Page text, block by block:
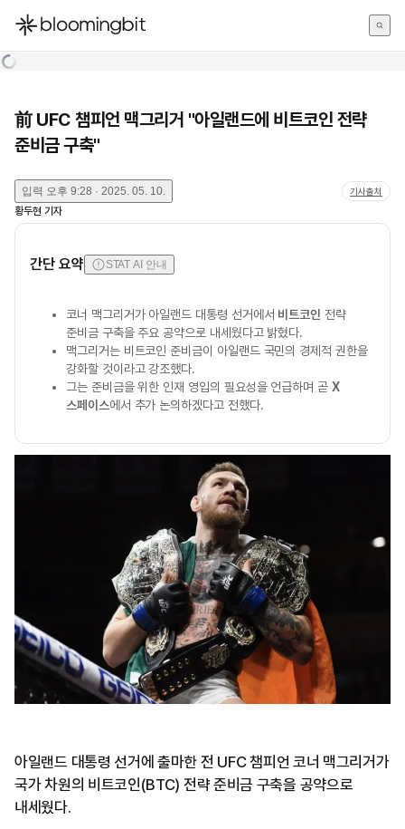
한국어
前 UFC 챔피언 맥그리거 "아일랜드에 비트코인 전략
준비금 구축"
입력 오후 9:28 · 2025. 05. 10. 기사출처
황두현 기자
간단 요약 STAT AI 안내
코너 맥그리거가 아일랜드 대통령 선거에서 비트코인 전략
준비금 구축을 주요 공약으로 내세웠다고 밝혔다.
맥그리거는 비트코인 준비금이 아일랜드 국민의 경제적 권한을
강화할 것이라고 강조했다.
그는 준비금을 위한 인재 영입의 필요성을 언급하며 곧 X
스페이스에서 추가 논의하겠다고 전했다.
아일랜드 대통령 선거에 출마한 전 UFC 챔피언 코너 맥그리거가
국가 차원의 비트코인(BTC) 전략 준비금 구축을 공약으로
내세웠다.